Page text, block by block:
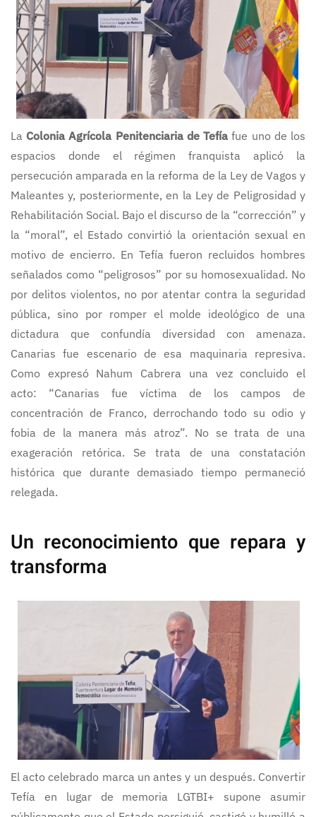
La Colonia Agrícola Penitenciaria de Tefía fue uno de los
espacios donde el régimen franquista aplicó la
persecución amparada en la reforma de la Ley de Vagos y
Maleantes y, posteriormente, en la Ley de Peligrosidad y
Rehabilitación Social. Bajo el discurso de la “corrección” y
la “moral”, el Estado convirtió la orientación sexual en
motivo de encierro. En Tefía fueron recluidos hombres
señalados como “peligrosos” por su homosexualidad. No
por delitos violentos, no por atentar contra la seguridad
pública, sino por romper el molde ideológico de una
dictadura que confundía diversidad con amenaza.
Canarias fue escenario de esa maquinaria represiva.
Como expresó Nahum Cabrera una vez concluido el
acto: “Canarias fue víctima de los campos de
concentración de Franco, derrochando todo su odio y
fobia de la manera más atroz”. No se trata de una
exageración retórica. Se trata de una constatación
histórica que durante demasiado tiempo permaneció
relegada.
Un reconocimiento que repara y
transforma
El acto celebrado marca un antes y un después. Convertir
Tefía en lugar de memoria LGTBI+ supone asumir